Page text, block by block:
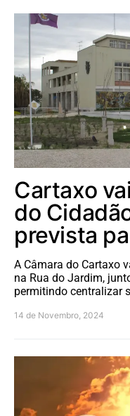
Cartaxo
do
prevista
A Câmara do Cartaxo
na Rua do Jardim,
permitindo centralizar
14 de Novembro, 2024